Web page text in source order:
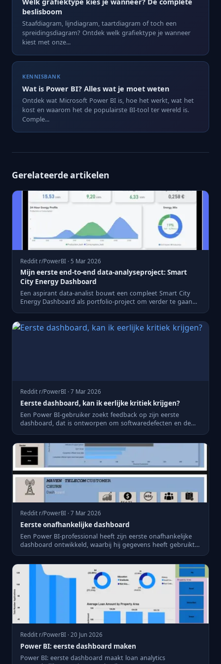
Welk grafiektype kies je wanneer? De complete
beslisboom
Staafdiagram, lijndiagram, taartdiagram of toch een
spreidingsdiagram? Ontdek welk grafiektype je wanneer
kiest met onze...
KENNISBANK
Wat is Power BI? Alles wat je moet weten
Ontdek wat Microsoft Power BI is, hoe het werkt, wat het
kost en waarom het de populairste BI-tool ter wereld is.
Comple...
Gerelateerde artikelen
Reddit r/PowerBI · 5 Mar 2026
Mijn eerste end-to-end data-analyseproject: Smart
City Energy Dashboard
Een aspirant data-analist bouwt een compleet Smart City
Energy Dashboard als portfolio-project om verder te gaan
Reddit r/PowerBI · 7 Mar 2026
Eerste dashboard, kan ik eerlijke kritiek krijgen?
Een Power BI-gebruiker zoekt feedback op zijn eerste
dashboard, dat is ontworpen om softwaredefecten en de
Reddit r/PowerBI · 7 Mar 2026
Eerste onafhankelijke dashboard
Een Power BI-professional heeft zijn eerste onafhankelijke
dashboard ontwikkeld, waarbij hij gegevens heeft gebruikt
Reddit r/PowerBI · 20 Jun 2026
Power BI: eerste dashboard maken
Power BI: eerste dashboard maakt loan analytics